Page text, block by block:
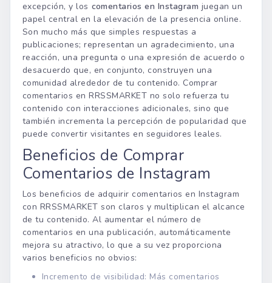
excepción, y los comentarios en Instagram juegan un
papel central en la elevación de la presencia online.
Son mucho más que simples respuestas a
publicaciones; representan un agradecimiento, una
reacción, una pregunta o una expresión de acuerdo o
desacuerdo que, en conjunto, construyen una
comunidad alrededor de tu contenido. Comprar
comentarios en RRSSMARKET no solo refuerza tu
contenido con interacciones adicionales, sino que
también incrementa la percepción de popularidad que
puede convertir visitantes en seguidores leales.
Beneficios de Comprar
Comentarios de Instagram
Los beneficios de adquirir comentarios en Instagram
con RRSSMARKET son claros y multiplican el alcance
de tu contenido. Al aumentar el número de
comentarios en una publicación, automáticamente
mejora su atractivo, lo que a su vez proporciona
varios beneficios no obvios:
Incremento de visibilidad: Más comentarios